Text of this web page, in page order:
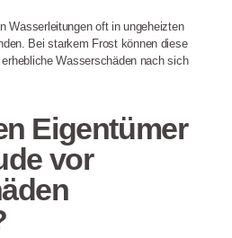
Wasserleitungen oft in ungeheizten
Bei starkem Frost können diese
Wasserschäden nach sich
Eigentümer
vor